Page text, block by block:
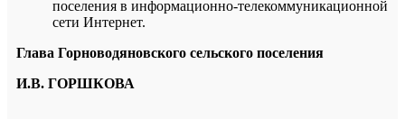
поселения в информационно-телекоммуникационной
сети Интернет.
Глава Горноводяновского сельского поселения
И.В. ГОРШКОВА